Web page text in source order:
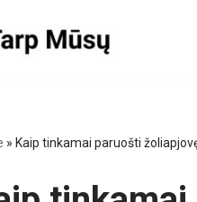
» Kaip tinkamai paruošti